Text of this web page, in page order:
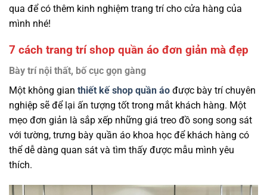
qua để có thêm kinh nghiệm trang trí cho cửa hàng của
mình nhé!
7 cách trang trí shop quần áo đơn giản mà đẹp
Bày trí nội thất, bố cục gọn gàng
Một không gian thiết kế shop quần áo được bày trí chuyên
nghiệp sẽ để lại ấn tượng tốt trong mắt khách hàng. Một
mẹo đơn giản là sắp xếp những giá treo đồ song song sát
với tường, trưng bày quần áo khoa học để khách hàng có
thể dễ dàng quan sát và tìm thấy được mẫu mình yêu
thích.